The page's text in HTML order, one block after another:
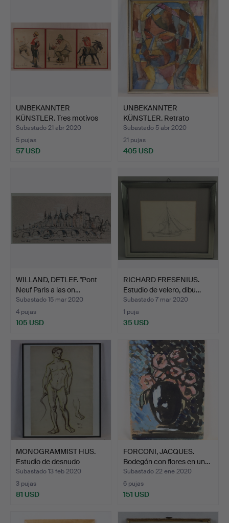
UNBEKANNTER
KÜNSTLER. Tres motivos
de cuen…
Subastado 21 abr 2020
5 pujas
57 USD
UNBEKANNTER
KÜNSTLER. Retrato
cubista de m…
Subastado 5 abr 2020
21 pujas
405 USD
WILLAND, DETLEF. "Pont
Neuf Paris a las on…
Subastado 15 mar 2020
4 pujas
105 USD
RICHARD FRESENIUS.
Estudio de velero, dibu…
Subastado 7 mar 2020
1 puja
35 USD
MONOGRAMMIST HUS.
Estudio de desnudo
mascu…
Subastado 13 feb 2020
3 pujas
81 USD
FORCONI, JACQUES.
Bodegón con flores en un…
Subastado 22 ene 2020
6 pujas
151 USD